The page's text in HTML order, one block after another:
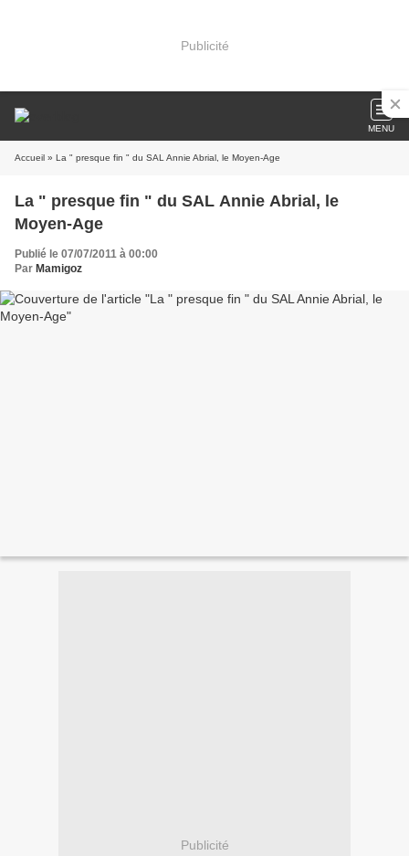
Publicité
MENU
Accueil » La " presque fin " du SAL Annie Abrial, le Moyen-Age
La " presque fin " du SAL Annie Abrial, le
Moyen-Age
Publié le 07/07/2011 à 00:00
Par Mamigoz
Publicité